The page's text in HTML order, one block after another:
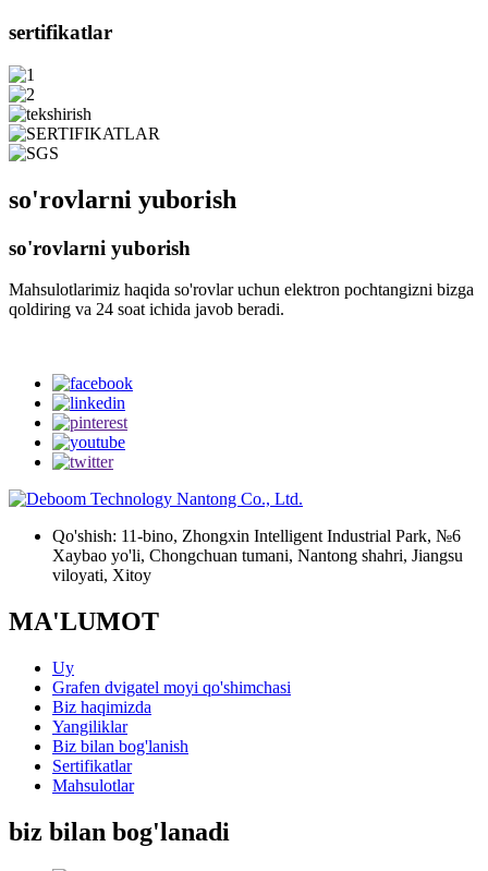
sertifikatlar
so'rovlarni yuborish
so'rovlarni yuborish
Mahsulotlarimiz haqida so'rovlar uchun elektron pochtangizni bizga
qoldiring va 24 soat ichida javob beradi.
Qo'shish: 11-bino, Zhongxin Intelligent Industrial Park, №6
Xaybao yo'li, Chongchuan tumani, Nantong shahri, Jiangsu
viloyati, Xitoy
MA'LUMOT
Uy
Grafen dvigatel moyi qo'shimchasi
Biz haqimizda
Yangiliklar
Biz bilan bog'lanish
Sertifikatlar
Mahsulotlar
biz bilan bog'lanadi